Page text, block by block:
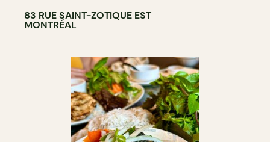
83 RUE SAINT-ZOTIQUE EST
MONTRÉAL